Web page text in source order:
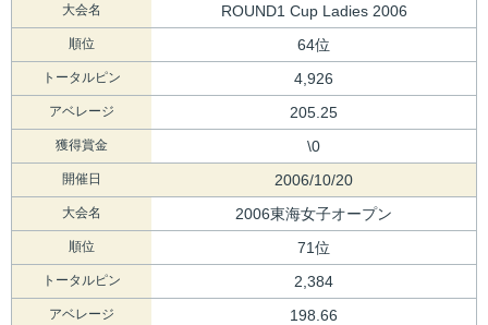
大会名 ROUND1 Cup Ladies 2006
順位 64位
トータルピン 4,926
アベレージ 205.25
獲得賞金 \0
開催日 2006/10/20
大会名 2006東海女子オープン
順位 71位
トータルピン 2,384
アベレージ 198.66